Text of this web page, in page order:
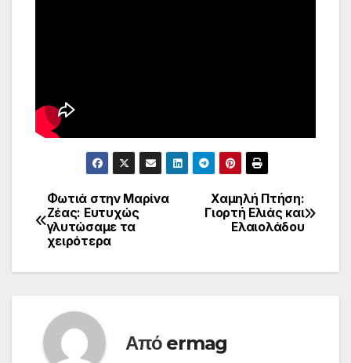
Πλοήγηση
άρθρων
Χαμηλή Πτήση:
Γιορτή Ελιάς και
Ελαιολάδου
Φωτιά στην Μαρίνα
Ζέας: Ευτυχώς
γλυτώσαμε τα
χειρότερα
Από ermag